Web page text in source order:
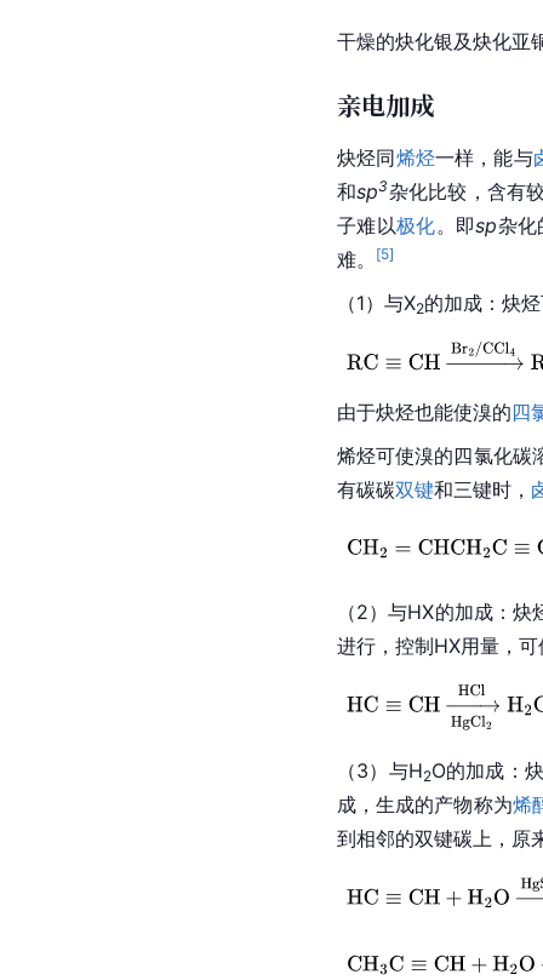
干燥的炔化银及炔化亚
亲电加成
炔烃同烯烃一样，能与
和sp3杂化比较，含有
子难以极化。即sp杂化
难。
[5]
（1）与X2的加成：炔
由于炔烃也能使溴的四
烯烃可使溴的四氯化碳
有碳碳双键和三键时，
（2）与HX的加成：炔
进行，控制HX用量，
（3）与H2O的加成：
成，生成的产物称为烯
到相邻的双键碳上，原